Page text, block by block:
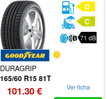
D
C
71 dB
DURAGRIP
165/60 R15 81T
101.30 € Ver ficha